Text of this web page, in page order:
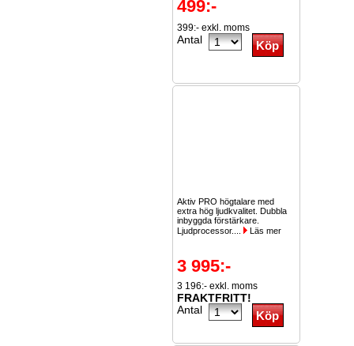
499:-
399:- exkl. moms
Antal
Aktiv PRO högtalare med
extra hög ljudkvalitet. Dubbla
inbyggda förstärkare.
Ljudprocessor....
Läs mer
3 995:-
3 196:- exkl. moms
FRAKTFRITT!
Antal